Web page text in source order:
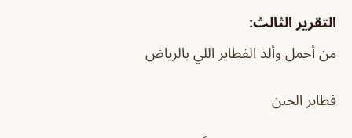
التقرير الثالث:
من أجمل وألذ الفطاير اللي بالرياض
فطاير الجبن